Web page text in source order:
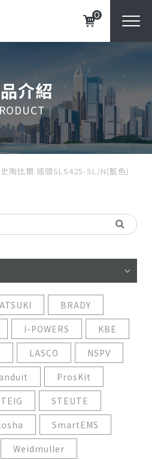
0
介紹
陶比爾 插頭SLS425-SL/N(藍色)
BRADY
I-POWERS
KBE
LASCO
NSPV
ProsKit
STEUTE
SmartEMS
Weidmuller